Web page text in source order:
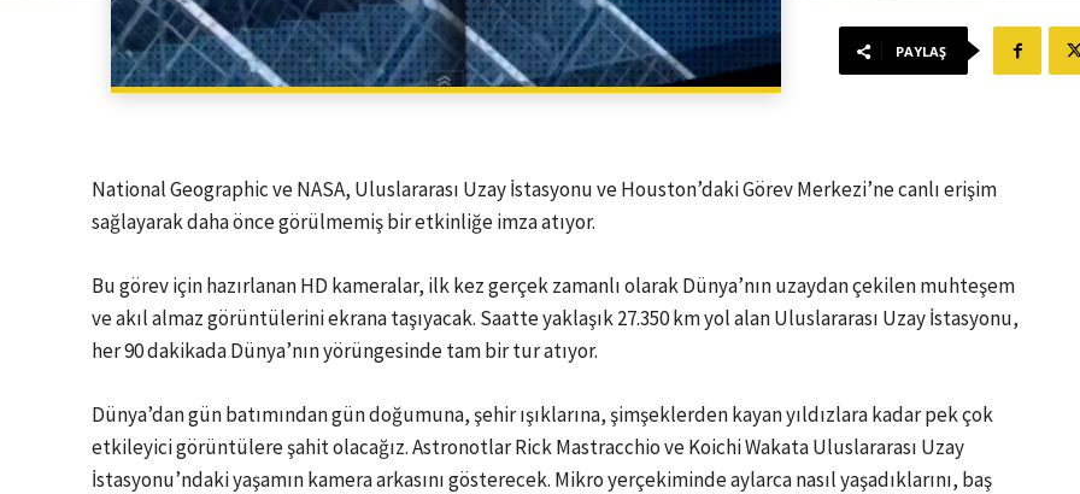
PAYLAŞ
National Geographic ve NASA, Uluslararası Uzay İstasyonu ve Houston’daki Görev Merkezi’ne canlı erişim
sağlayarak daha önce görülmemiş bir etkinliğe imza atıyor.
Bu görev için hazırlanan HD kameralar, ilk kez gerçek zamanlı olarak Dünya’nın uzaydan çekilen muhteşem
ve akıl almaz görüntülerini ekrana taşıyacak. Saatte yaklaşık 27.350 km yol alan Uluslararası Uzay İstasyonu,
her 90 dakikada Dünya’nın yörüngesinde tam bir tur atıyor.
Dünya’dan gün batımından gün doğumuna, şehir ışıklarına, şimşeklerden kayan yıldızlara kadar pek çok
etkileyici görüntülere şahit olacağız. Astronotlar Rick Mastracchio ve Koichi Wakata Uluslararası Uzay
İstasyonu’ndaki yaşamın kamera arkasını gösterecek. Mikro yerçekiminde aylarca nasıl yaşadıklarını, baş